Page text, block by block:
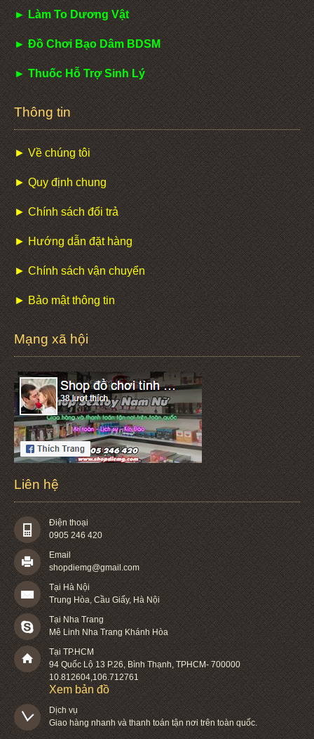
► Làm To Dương Vật
► Đồ Chơi Bạo Dâm BDSM
► Thuốc Hỗ Trợ Sinh Lý
Thông tin
► Về chúng tôi
► Quy định chung
► Chính sách đổi trả
► Hướng dẫn đặt hàng
► Chính sách vận chuyển
► Bảo mật thông tin
Mạng xã hội
Liên hệ
Điện thoại
0905 246 420
Email
shopdiemg@gmail.com
Tại Hà Nội
Trung Hòa, Cầu Giấy, Hà Nội
Tại Nha Trang
Mê Linh Nha Trang Khánh Hòa
Tại TP.HCM
94 Quốc Lộ 13 P.26,Bình Thạnh,TPHCM-700000
10.812604,106.712761
Xem bản đồ
Dịch vụ
Giao hàng nhanh và thanh toán tận nơi trên toàn quốc.